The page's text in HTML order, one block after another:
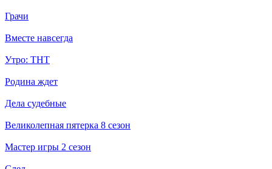
Грачи
Вместе навсегда
Утро: ТНТ
Родина ждет
Дела судебные
Великолепная пятерка 8 сезон
Мастер игры 2 сезон